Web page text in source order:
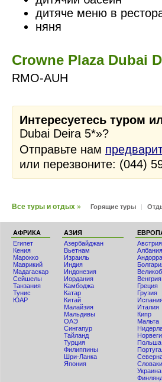
дитяче меню в
няня
Crowne Plaza Dubai
RMO-AUH
Интересуетесь туром
Dubai Deira 5*»?
Отправьте нам
или перезвоните: (044)
Все туры и отдых » Горящие туры |
АФРИКА
Египет
Кения
Мaрокко
Маврикий
Мадагаскар
Сейшелы
Танзания
Тунис
ЮАР
АЗИЯ
Азербайджан
Вьетнам
Израиль
Индия
Индонезия
Иордания
Камбоджа
Катар
Китай
Малайзия
Мальдивы
ОАЭ
Сингапур
Тайланд
Турция
Филиппины
Шри-Ланка
Япония
Австрия
Албания
Андорра
Венгрия
Греция
Грузия
Италия
Кипр
Мальта
Польша
Украина